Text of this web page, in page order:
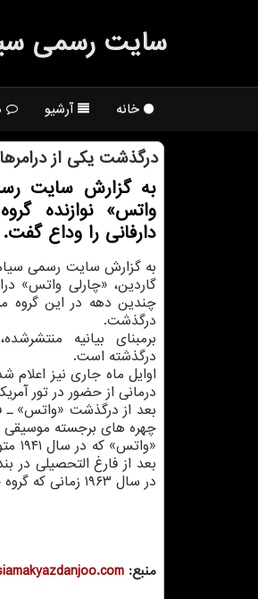
سایت رسمی
خانه آرشیو
درگذشت یکی از
به گزارش سایت
واتس» نوازنده
دارفانی را وداع گفت.
به گزارش سایت رسمی
گاردین، «چارلی واتس»
درگذشت.
برمبنای بیانیه
درگذشته است.
اوایل ماه جاری نیز اعلام
درمانی از حضور در تور
بعد از درگذشت «واتس» ـ
چهره های برجسته موسیقی
«واتس» که در سال ۱۹۴۱ متولد شده بود، در «ومبلی» بزرگ شد. او به مدرسه
در سال ۱۹۶۳ زمانی که گروه جدید «جَگِر» و به یک درامر نیاز داشت، «واتس» به «رولینگ استونز» پیوست.
منبع: